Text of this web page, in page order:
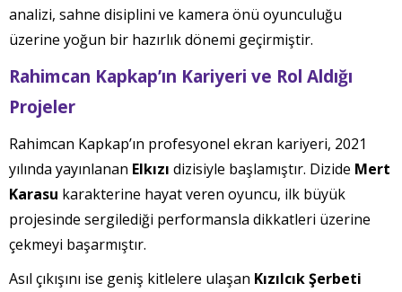
analizi, sahne disiplini ve kamera önü oyunculuğu
üzerine yoğun bir hazırlık dönemi geçirmiştir.
Rahimcan Kapkap’ın Kariyeri ve Rol Aldığı
Projeler
Rahimcan Kapkap’ın profesyonel ekran kariyeri, 2021
yılında yayınlanan Elkızı dizisiyle başlamıştır. Dizide Mert
Karasu karakterine hayat veren oyuncu, ilk büyük
projesinde sergilediği performansla dikkatleri üzerine
çekmeyi başarmıştır.
Asıl çıkışını ise geniş kitlelere ulaşan Kızılcık Şerbeti